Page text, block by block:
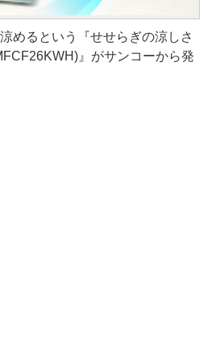
めるという『せせらぎの涼しさ
』がサンコーから発